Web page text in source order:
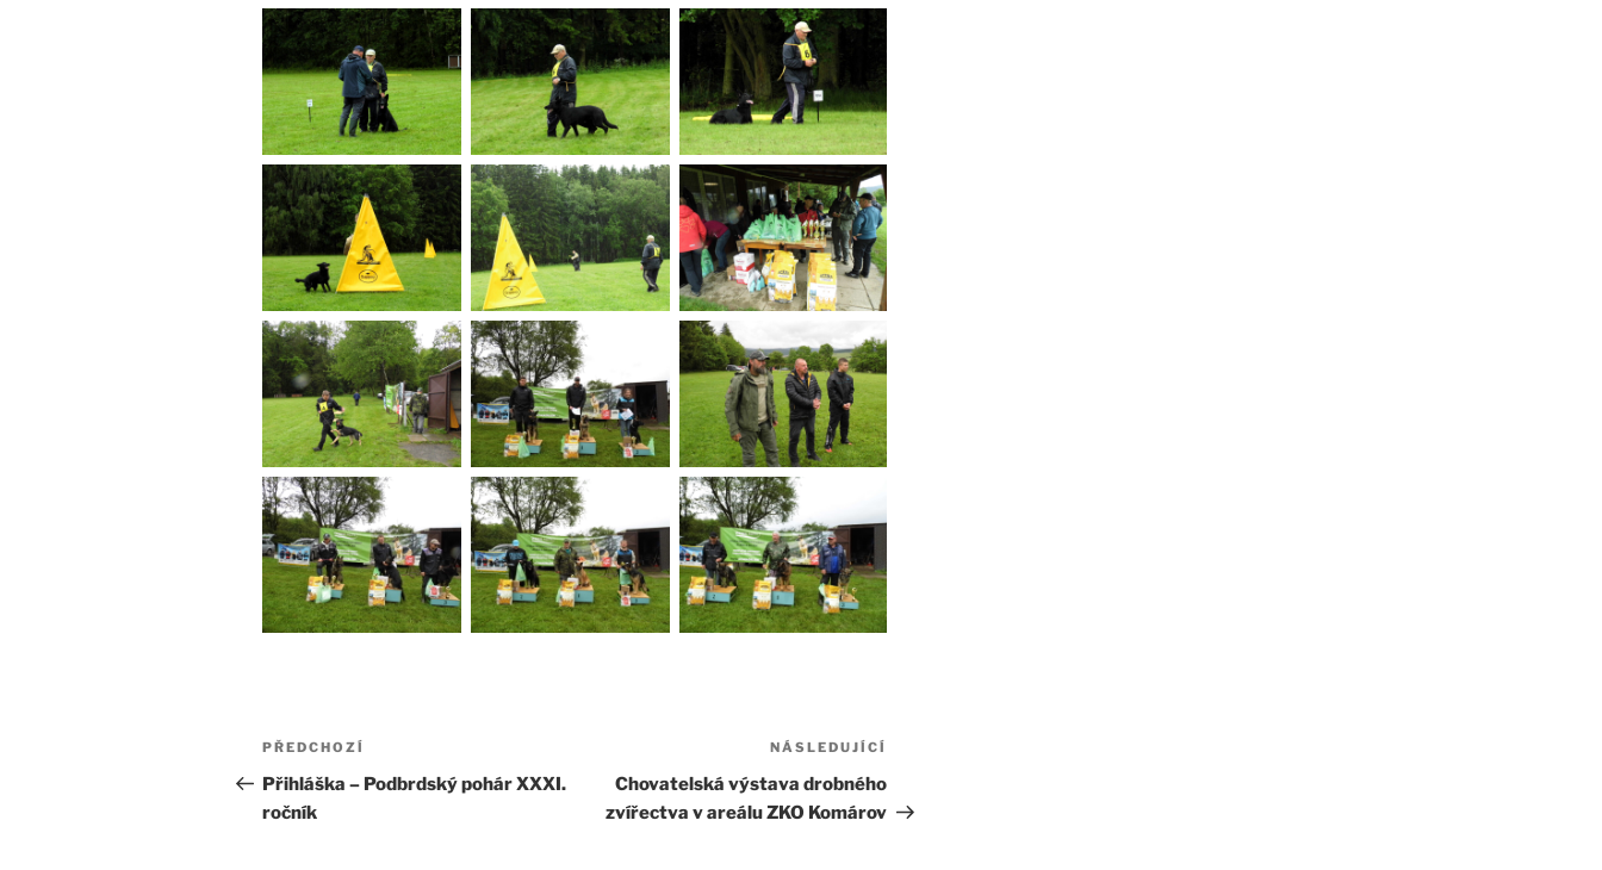
Navigace
pro
příspěvek
Předchozí
příspěvek
PŘEDCHOZÍ
Přihláška – Podbrdský pohár XXXI.
ročník
příspěvek
NÁSLEDUJÍCÍ
Chovatelská výstava drobného
zvířectva v areálu ZKO Komárov